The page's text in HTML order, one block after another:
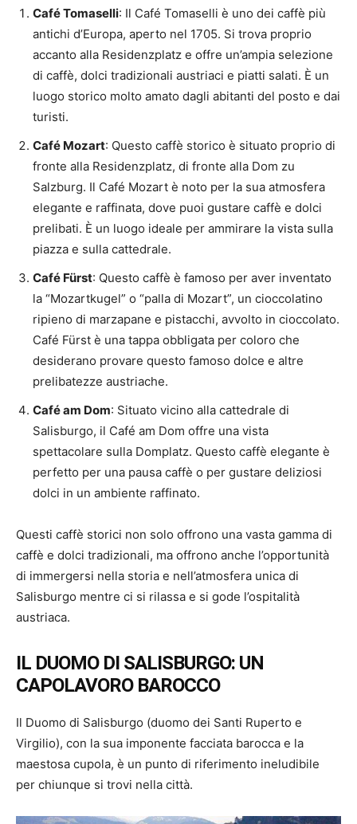
Café Tomaselli: Il Café Tomaselli è uno dei caffè più
antichi d’Europa, aperto nel 1705. Si trova proprio
accanto alla Residenzplatz e offre un’ampia selezione
di caffè, dolci tradizionali austriaci e piatti salati. È un
luogo storico molto amato dagli abitanti del posto e dai
turisti.
Café Mozart: Questo caffè storico è situato proprio di
fronte alla Residenzplatz, di fronte alla Dom zu
Salzburg. Il Café Mozart è noto per la sua atmosfera
elegante e raffinata, dove puoi gustare caffè e dolci
prelibati. È un luogo ideale per ammirare la vista sulla
piazza e sulla cattedrale.
Café Fürst: Questo caffè è famoso per aver inventato
la “Mozartkugel” o “palla di Mozart”, un cioccolatino
ripieno di marzapane e pistacchi, avvolto in cioccolato.
Café Fürst è una tappa obbligata per coloro che
desiderano provare questo famoso dolce e altre
prelibatezze austriache.
Café am Dom: Situato vicino alla cattedrale di
Salisburgo, il Café am Dom offre una vista
spettacolare sulla Domplatz. Questo caffè elegante è
perfetto per una pausa caffè o per gustare deliziosi
dolci in un ambiente raffinato.
Questi caffè storici non solo offrono una vasta gamma di
caffè e dolci tradizionali, ma offrono anche l’opportunità
di immergersi nella storia e nell’atmosfera unica di
Salisburgo mentre ci si rilassa e si gode l’ospitalità
austriaca.
IL DUOMO DI SALISBURGO: UN
CAPOLAVORO BAROCCO
Il Duomo di Salisburgo (duomo dei Santi Ruperto e
Virgilio), con la sua imponente facciata barocca e la
maestosa cupola, è un punto di riferimento ineludibile
per chiunque si trovi nella città.